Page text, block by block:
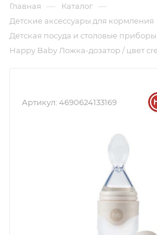
Главная — Каталог —
Детские аксессуары для кормления
Детская посуда и столовые приборы
Happy Baby Ложка-дозатор / цвет
Артикул: 4690624133169